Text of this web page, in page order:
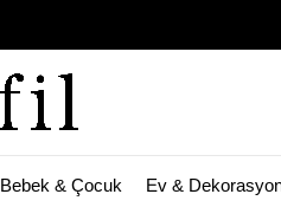
Bebek & Çocuk Ev &